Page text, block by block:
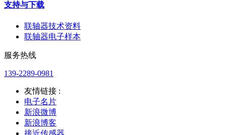
支持与下载
联轴器技术资料
联轴器电子样本
服务热线
139-2289-0981
友情链接 :
电子名片
新浪微博
新浪博客